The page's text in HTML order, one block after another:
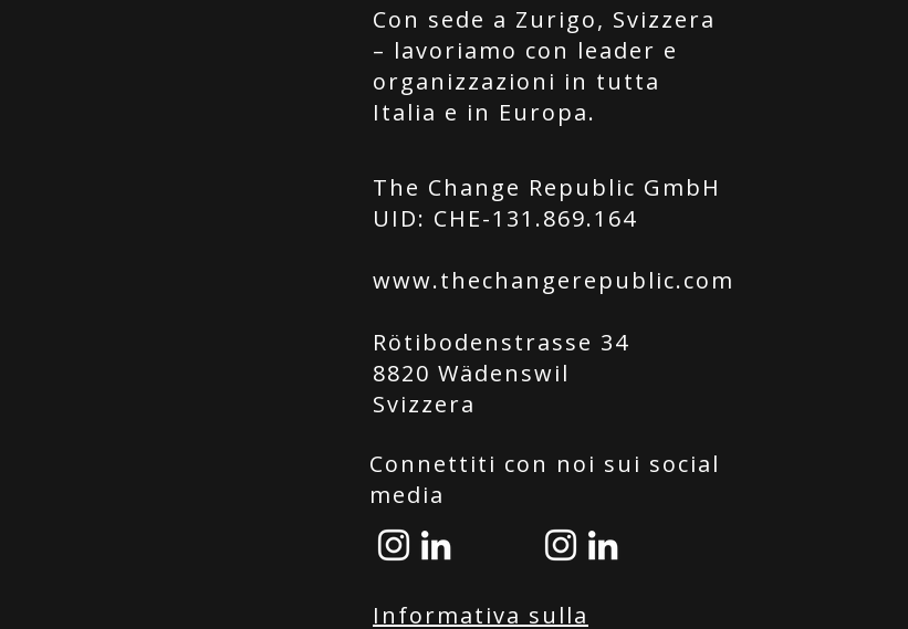
Con sede a Zurigo, Svizzera
– lavoriamo con leader e
organizzazioni in tutta
Italia e in Europa.
The Change Republic GmbH
UID: CHE-131.869.164
www.thechangerepublic.com
Rötibodenstrasse 34
8820 Wädenswil
Svizzera
Connettiti con noi sui social
media
Informativa sulla